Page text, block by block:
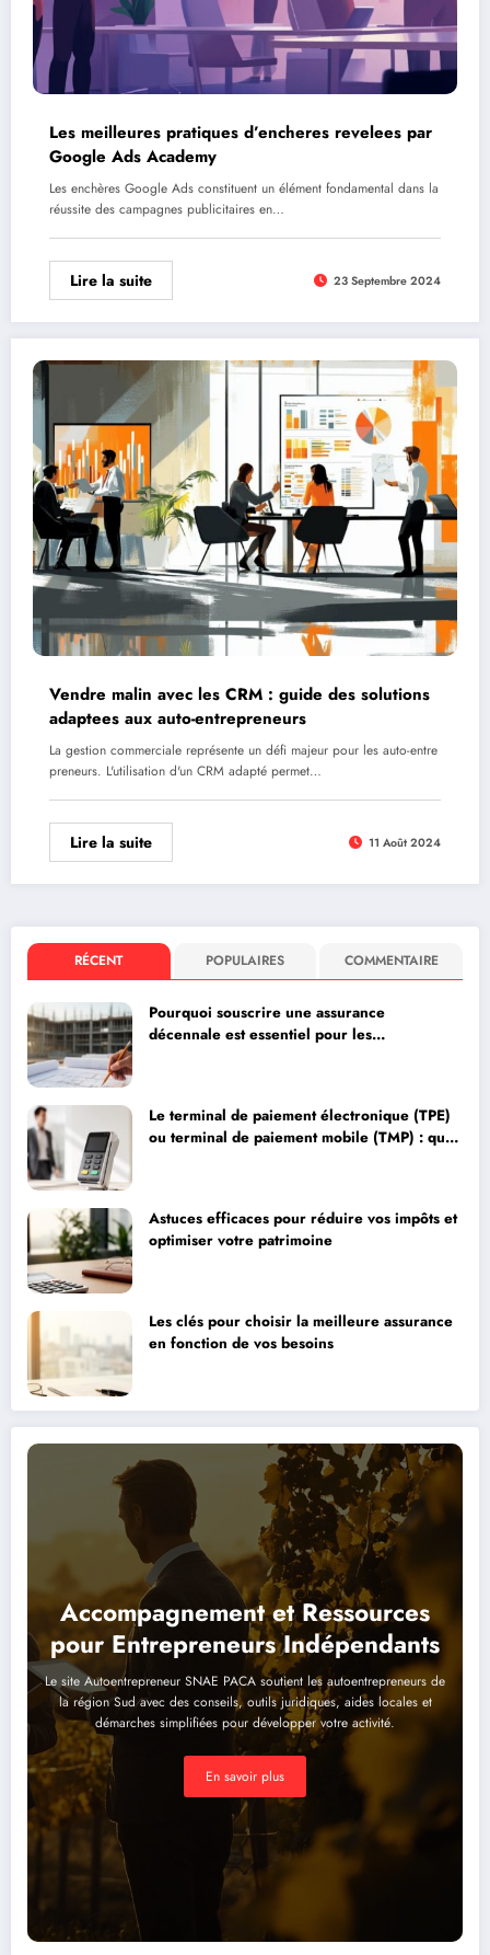
Les meilleures pratiques d’encheres revelees par
Google Ads Academy
Les enchères Google Ads constituent un élément fondamental dans la
réussite des campagnes publicitaires en…
Lire la suite 23 Septembre 2024
Vendre malin avec les CRM : guide des solutions
adaptees aux auto-entrepreneurs
La gestion commerciale représente un défi majeur pour les auto-entre
preneurs. L'utilisation d'un CRM adapté permet…
Lire la suite 11 Août 2024
RÉCENT POPULAIRES COMMENTAIRE
Pourquoi souscrire une assurance
décennale est essentiel pour les
Le terminal de paiement électronique (TPE)
ou terminal de paiement mobile (TMP) : quel
Astuces efficaces pour réduire vos impôts et
optimiser votre patrimoine
Les clés pour choisir la meilleure assurance
en fonction de vos besoins
Accompagnement et Ressources
pour Entrepreneurs Indépendants
Le site Autoentrepreneur SNAE PACA soutient les autoentrepreneurs de
la région Sud avec des conseils, outils juridiques, aides locales et
démarches simplifiées pour développer votre activité.
En savoir plus